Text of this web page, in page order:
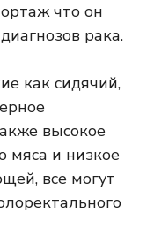
что он
рака.
как сидячий,
высокое
мяса и низкое
все могут